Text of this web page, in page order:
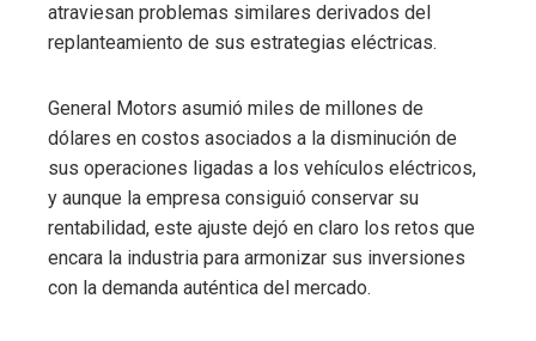
atraviesan problemas similares derivados del
replanteamiento de sus estrategias eléctricas.
General Motors asumió miles de millones de
dólares en costos asociados a la disminución de
sus operaciones ligadas a los vehículos eléctricos,
y aunque la empresa consiguió conservar su
rentabilidad, este ajuste dejó en claro los retos que
encara la industria para armonizar sus inversiones
con la demanda auténtica del mercado.